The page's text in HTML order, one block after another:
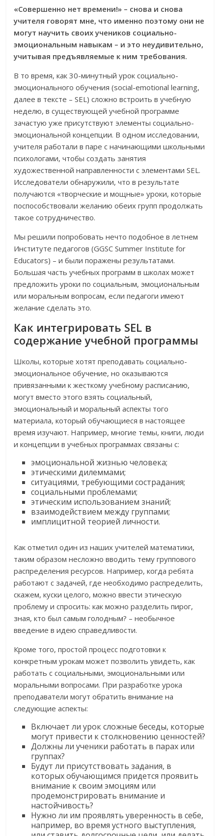
«Совершенно нет времени!» – снова и снова
учителя говорят мне, что именно поэтому они не
могут научить своих учеников социально-
эмоциональным навыкам – и это неудивительно,
учитывая предъявляемые к ним требования.
В то время, как 30-минутный урок социально-
эмоционального обучения (social-emotional learning,
далее в тексте – SEL) сложно встроить в учебную
неделю, в существующей учебной программе
зачастую уже присутствуют элементы социально-
эмоциональной концепции. В одном исследовании,
учителя работали в паре с начинающими школьными
психологами, чтобы создать занятия
художественной направленности с элементами SEL.
Исследователи обнаружили, что в результате
получаются «творческие и мощные» уроки, которые
поспособствовали желанию обеих групп продолжать
такое сотрудничество.
Мы решили попробовать нечто подобное в летнем
Институте педагогов (GGSC Summer Institute for
Educators) – и были поражены результатами.
Большая часть учебных программ в школах может
предложить уроки по социальным, эмоциональным
или моральным вопросам, если педагоги имеют
желание сделать это.
Как интегрировать SEL в
содержание учебной программы
Школы, которые хотят преподавать социально-
эмоциональное обучение, но оказываются
привязанными к жесткому учебному расписанию,
могут вместо этого взять социальный,
эмоциональный и моральный аспекты того
материала, который обучающиеся в настоящее
время изучают. Например, многие темы, книги, люди
и концепции в учебных программах связаны с:
эмоциональной жизнью человека;
этическими дилеммами;
ситуациями, требующими сострадания;
социальными проблемами;
этическим использованием знаний;
взаимодействием между группами;
имплицитной теорией личности.
Как отметил один из наших учителей математики,
таким образом несложно вводить тему группового
распределения ресурсов. Например, когда ребята
работают с задачей, где необходимо распределить,
скажем, куски целого, можно ввести этическую
проблему и спросить: как можно разделить пирог,
зная, кто был самым голодным? – необычное
введение в идею справедливости.
Кроме того, простой процесс подготовки к
конкретным урокам может позволить увидеть, как
работать с социальными, эмоциональными или
моральными вопросами. При разработке урока
преподаватели могут обратить внимание на
следующие аспекты:
Включает ли урок сложные беседы, которые
могут привести к столкновению ценностей?
Должны ли ученики работать в парах или
группах?
Будут ли присутствовать задания, в
которых обучающимся придется проявить
внимание к своим эмоциям или
продемонстрировать внимание и
настойчивость?
Нужно ли им проявлять уверенность в себе,
например, во время устного выступления,